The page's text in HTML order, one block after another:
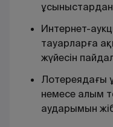
Интернет-
тауарларға
жүйесін
Лотереядағы
немесе алым
аударымын